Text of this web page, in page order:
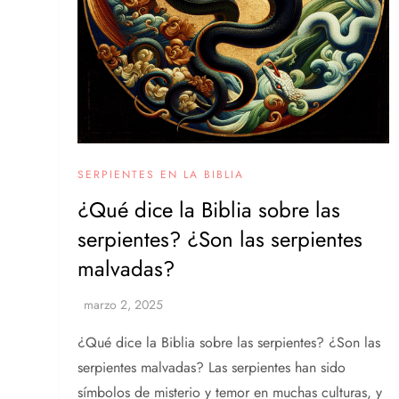
SERPIENTES EN LA BIBLIA
¿Qué dice la Biblia sobre las
serpientes? ¿Son las serpientes
malvadas?
¿Qué dice la Biblia sobre las serpientes? ¿Son las
serpientes malvadas? Las serpientes han sido
símbolos de misterio y temor en muchas culturas, y